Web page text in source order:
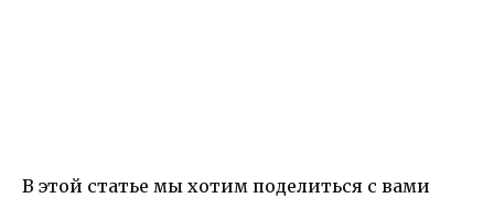
В этой статье мы хотим поделиться с вами